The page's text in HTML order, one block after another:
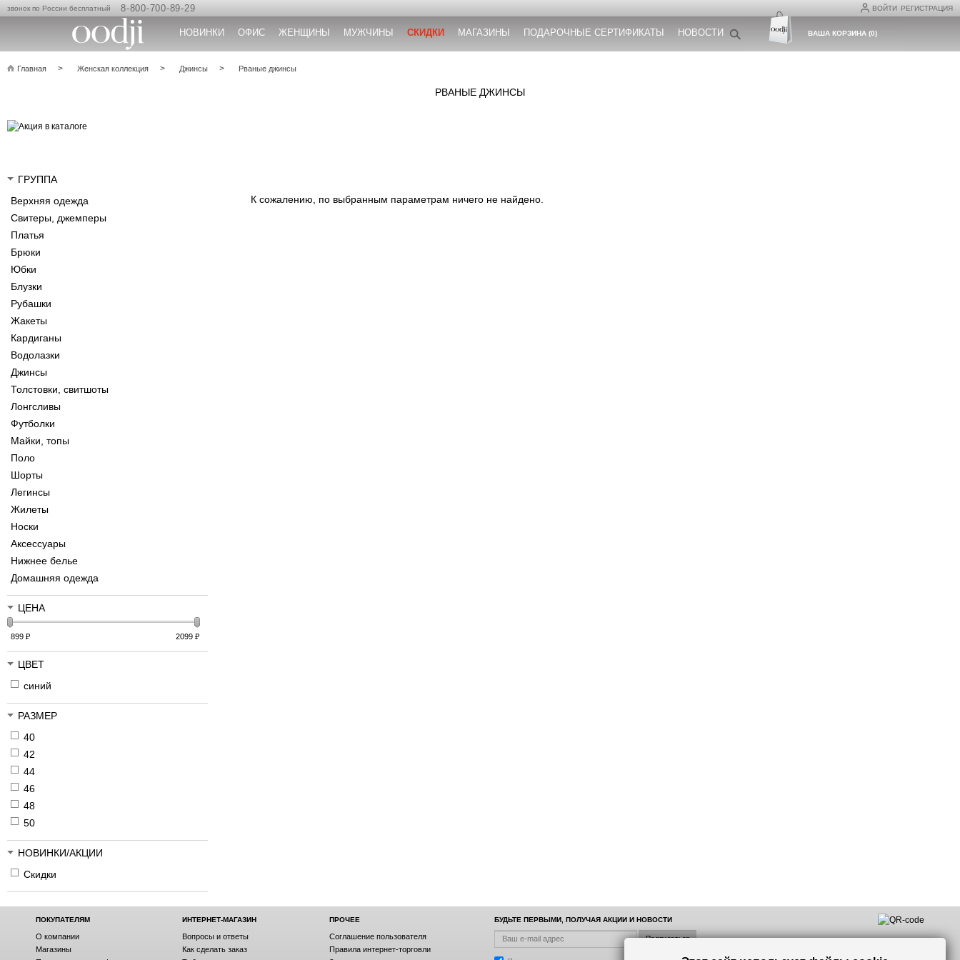
ВОЙТИ РЕГИСТРАЦИЯ
звонок по России бесплатный 8-800-700-89-29
НОВИНКИ ОФИС ЖЕНЩИНЫ МУЖЧИНЫ СКИДКИ МАГАЗИНЫ ПОДАРОЧНЫЕ СЕРТИФИКАТЫ НОВОСТИ ВАША КОРЗИНА(0)
Главная Женская коллекция Джинсы Рваные джинсы
РВАНЫЕ ДЖИНСЫ
ГРУППА
Верхняя одежда
Свитеры, джемперы
Платья
Брюки
Юбки
Блузки
Рубашки
Жакеты
Кардиганы
Водолазки
Джинсы
Толстовки, свитшоты
Лонгсливы
Футболки
Майки, топы
Поло
Шорты
Легинсы
Жилеты
Носки
Аксессуары
Нижнее белье
Домашняя одежда
ЦЕНА
899 ₽ 2099₽
ЦВЕТ
синий
РАЗМЕР
40
42
44
46
48
50
НОВИНКИ/АКЦИИ
Скидки
К сожалению, по выбранным параметрам ничего не найдено.
ПОКУПАТЕЛЯМ
О компании
Магазины
ИНТЕРНЕТ-МАГАЗИН
Вопросы и ответы
Как сделать заказ
ПРОЧЕЕ
Соглашение пользователя
Правила интернет-торговли
БУДЬТЕ ПЕРВЫМИ, ПОЛУЧАЯ АКЦИИ И НОВОСТИ